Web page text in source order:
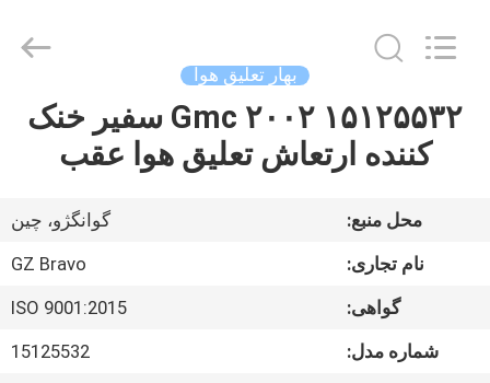
صفحه
اصلی
محصولات
suspensionshock.com.
بهار تعلیق هوا
۱۵۱۲۵۵۳۲ ۲۰۰۲ Gmc سفیر خنک
کننده ارتعاش تعلیق هوا عقب
محل منبع:
گوانگژو، چین
نام تجاری:
GZ Bravo
گواهی:
ISO 9001:2015
شماره مدل:
15125532